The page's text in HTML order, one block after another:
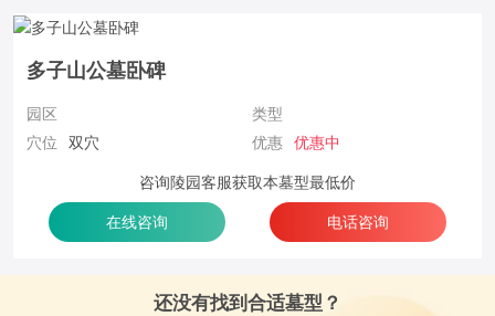
多子山公墓卧碑
园区
类型
穴位 双穴 优惠 优惠中
咨询陵园客服获取本墓型最低价
在线咨询
电话咨询
还没有找到合适墓型？